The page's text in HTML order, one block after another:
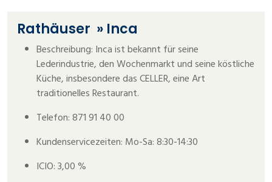
Rathäuser » Inca
Beschreibung: Inca ist bekannt für seine
Lederindustrie, den Wochenmarkt und seine köstliche
Küche, insbesondere das CELLER, eine Art
traditionelles Restaurant.
Telefon: 871 91 40 00
Kundenservicezeiten: Mo-Sa: 8:30-14:30
ICIO: 3,00 %